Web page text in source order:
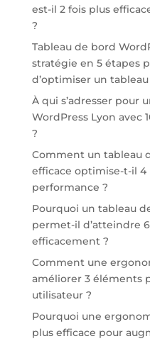
est-il 2 fois plus
?
Tableau de bord
stratégie en 5 étapes
d’optimiser un
À qui s’adresser pour
WordPress Lyon avec
?
Comment un tableau
efficace optimise-t-il 4
performance ?
Pourquoi un tableau
permet-il d’atteindre
efficacement ?
Comment une
améliorer 3 éléments
utilisateur ?
Pourquoi une
plus efficace pour